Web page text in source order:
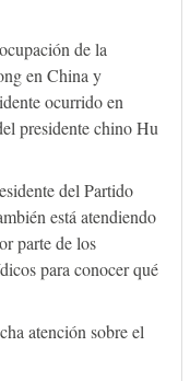
de la
en China y
ocurrido en
presidente chino Hu
del Partido
está atendiendo
parte de los
para conocer qué
atención sobre el